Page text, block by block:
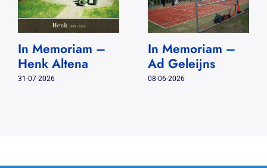
In Memoriam –
Henk Altena
31-07-2026
In Memoriam –
Ad Geleijns
08-06-2026